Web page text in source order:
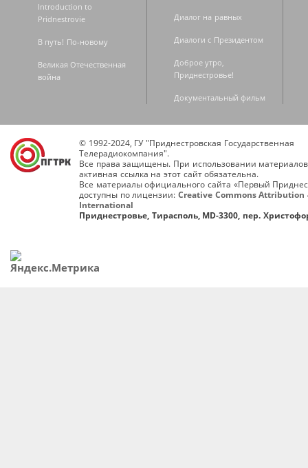
Introduction to
Pridnestrovie
В путь! По-новому
Великая Отечественная
война
Диалог на равных
Диалоги с Президентом
Доброе утро,
Приднестровье!
Документальный фильм
© 1992-2024, ГУ "Приднестровская Государственная
Телерадиокомпания".
Все права защищены. При использовании
активная ссылка на этот сайт обязательна.
Все материалы официального сайта «Первый
доступны по лицензии: Creative Commons Attribution
International
Приднестровье, Тирасполь, MD-3300, пер.